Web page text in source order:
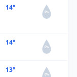
14°
0%
14°
0%
13°
0%